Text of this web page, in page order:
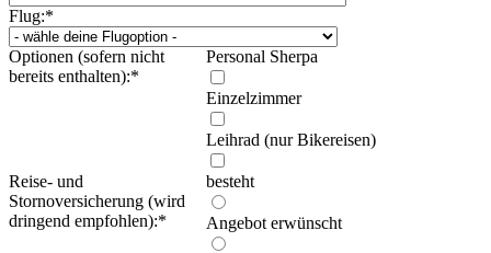
Flug:*
Optionen (sofern nicht
bereits enthalten):*
Personal Sherpa
Einzelzimmer
Leihrad (nur Bikereisen)
Reise- und
Stornoversicherung (wird
dringend empfohlen):*
besteht
Angebot erwünscht